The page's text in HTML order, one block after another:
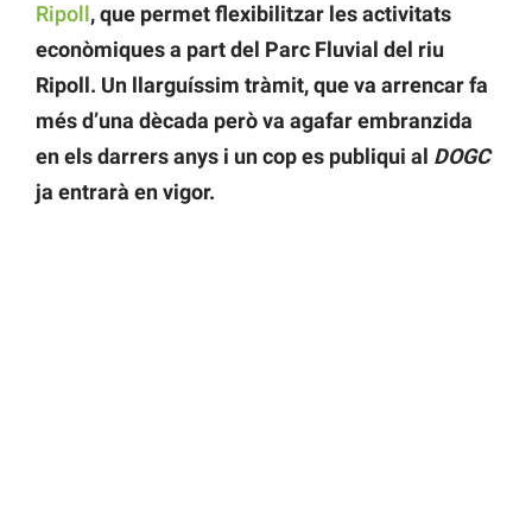
Ripoll, que permet flexibilitzar les activitats
econòmiques a part del Parc Fluvial del riu
Ripoll. Un llarguíssim tràmit, que va arrencar fa
més d’una dècada però va agafar embranzida
en els darrers anys i un cop es publiqui al DOGC
ja entrarà en vigor.